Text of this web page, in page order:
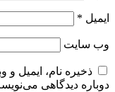
ایمیل *
وب‌ سایت
ذخیره نام، ایمیل
دوباره دیدگاهی